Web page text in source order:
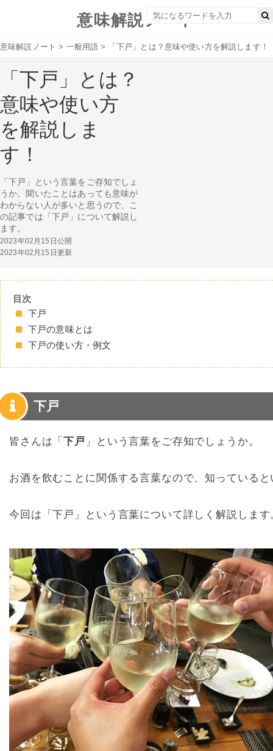
意味解説ノート
意味解説ノート > 一般用語 > 「下戸」とは？意味や使い方を解説します！
「下戸」とは？
意味や使い方
を解説しま
す！
「下戸」という言葉をご存知でしょ
うか。聞いたことはあっても意味が
わからない人が多いと思うので、こ
の記事では「下戸」について解説し
ます。
2023年02月15日公開
2023年02月15日更新
目次
下戸
下戸の意味とは
下戸の使い方・例文
下戸
皆さんは「下戸 」という言葉をご存知でしょうか。
お酒を飲むことに関係する言葉なので、知っている
今回は「下戸」という言葉について詳しく解説します